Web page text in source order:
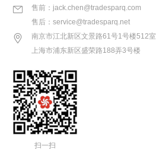
14分钟前 广州**塑胶制品 189****8023
14分钟前 营口**管件 150****2379
14分钟前 诸暨**家私制造 182****3076
15分钟前 温州**胶木电器
15分钟前 吴川**进出口
15分钟前 宁波**工具
16分钟前 南昌**工艺品
16分钟前 宁波**洁具
售前：jack.chen@tradesparq.com
售后：service@tradesparq.net
南京市江北新区文景路61号1号楼512室
上海市浦东新区盛荣路188弄3号楼
扫一扫